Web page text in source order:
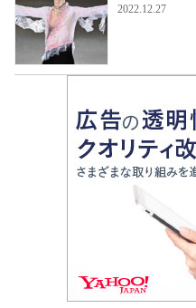
2022.12.27